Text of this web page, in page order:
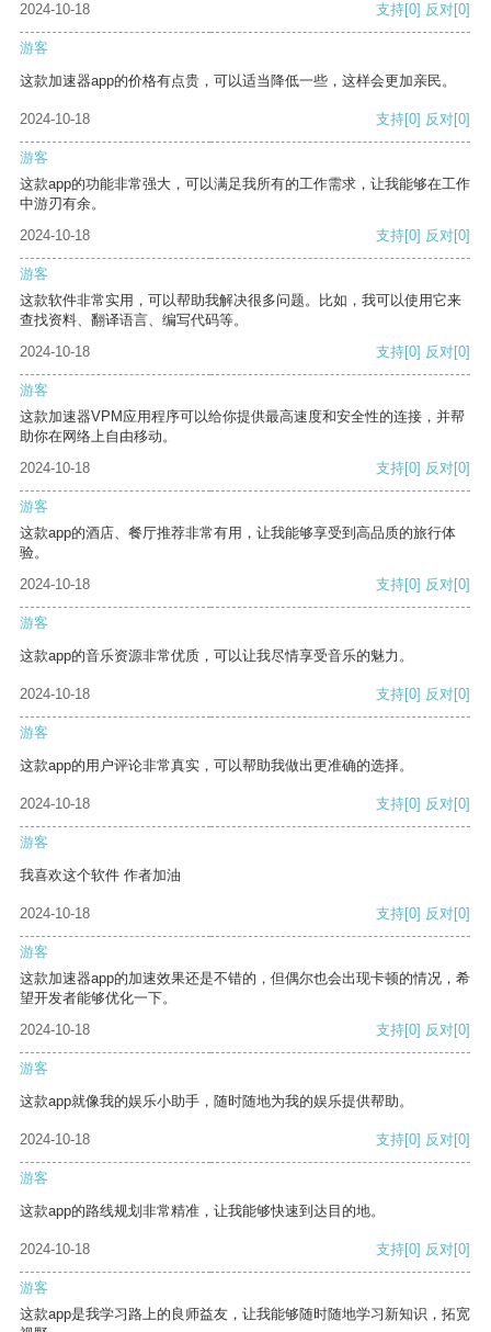
2024-10-18 支持[0] 反对[0]
游客
这款加速器app的价格有点贵，可以适当降低一些，这样会更加亲民。
2024-10-18 支持[0] 反对[0]
游客
这款app的功能非常强大，可以满足我所有的工作需求，让我能够在工作
中游刃有余。
2024-10-18
支持[0] 反对[0]
游客
这款软件非常实用，可以帮助我解决很多问题。比如，我可以使用它来
查找资料、翻译语言、编写代码等。
2024-10-18
支持[0] 反对[0]
游客
这款加速器VPM应用程序可以给你提供最高速度和安全性的连接，并帮
助你在网络上自由移动。
2024-10-18
支持[0] 反对[0]
游客
这款app的酒店、餐厅推荐非常有用，让我能够享受到高品质的旅行体
验。
2024-10-18
支持[0] 反对[0]
游客
这款app的音乐资源非常优质，可以让我尽情享受音乐的魅力。
2024-10-18 支持[0] 反对[0]
游客
这款app的用户评论非常真实，可以帮助我做出更准确的选择。
2024-10-18 支持[0] 反对[0]
游客
我喜欢这个软件 作者加油
2024-10-18 支持[0] 反对[0]
游客
这款加速器app的加速效果还是不错的，但偶尔也会出现卡顿的情况，希
望开发者能够优化一下。
2024-10-18
支持[0] 反对[0]
游客
这款app就像我的娱乐小助手，随时随地为我的娱乐提供帮助。
2024-10-18 支持[0] 反对[0]
游客
这款app的路线规划非常精准，让我能够快速到达目的地。
2024-10-18 支持[0] 反对[0]
游客
这款app是我学习路上的良师益友，让我能够随时随地学习新知识，拓宽